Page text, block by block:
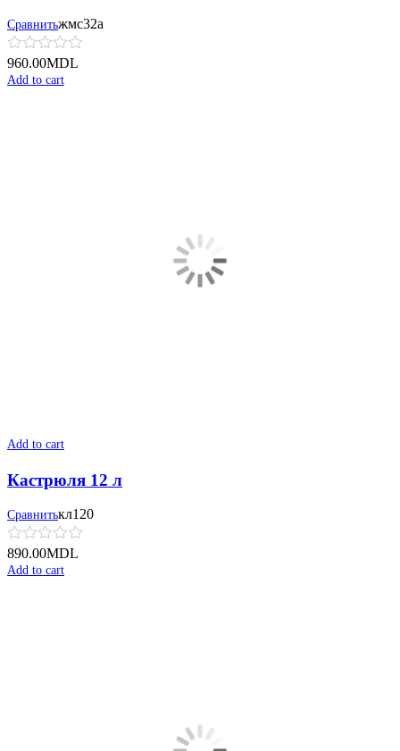
Сравнитьжмс32а
960.00MDL
Add to cart
Add to cart
Кастрюля 12 л
Сравнитькл120
890.00MDL
Add to cart